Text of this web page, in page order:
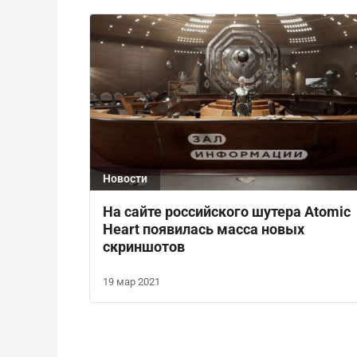
Новости
На сайте российского шутера Atomic
Heart появилась масса новых
скриншотов
19 мар 2021